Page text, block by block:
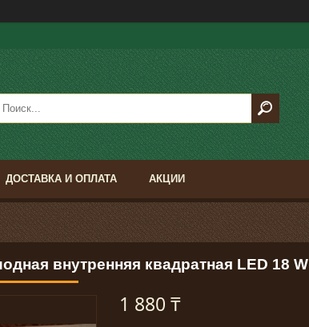
ДОСТАВКА И ОПЛАТА АКЦИИ
внутренняя квадратная LED 18 W
1 880 ₸